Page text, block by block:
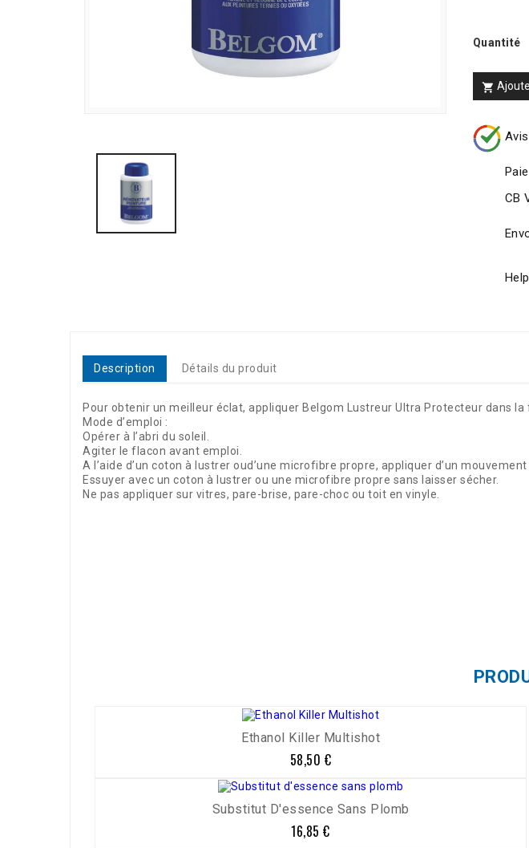
Quantité

CB
Description Détails du produit
Pour obtenir un meilleur éclat, appliquer Belgom Lustreur Ultra Protecteur dans la
Mode d’emploi :
Opérer à l’abri du soleil.
Agiter le flacon avant emploi.
A l’aide d’un coton à lustrer oud’une microfibre propre, appliquer d’un
Essuyer avec un coton à lustrer ou une microfibre propre sans laisser sécher.
Ne pas appliquer sur vitres, pare-brise, pare-choc ou toit en vinyle.
Ethanol Killer Multishot
Prix
58,50 €
Substitut D'essence Sans Plomb
Prix
16,85 €